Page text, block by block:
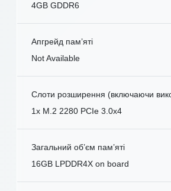
4GB GDDR6
Апгрейд пам’яті
Not Available
Слоти розширення (включаючи
1x M.2 2280 PCIe 3.0x4
Загальний об’єм пам’яті
16GB LPDDR4X on board